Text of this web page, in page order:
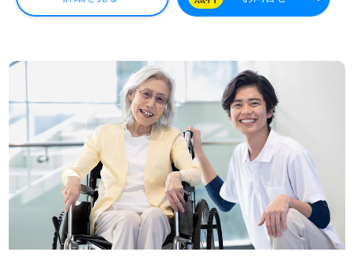
ませんか！◎
面、平等な給与/人事評価制度整備、職員様同士のチームワ
ークも嬉しいポイント！『ご利用者様お一人おひとりに寄
り添いたい』『働きながらキャリアアップを実現したい』
『ご利用者様のお役に立てるキャリアを描きたい』『転職
で施設形態や環境を変えて働きたい』等の方も大歓迎で
す。募集詳細等、担当コンサルタントよりご案内します。
お問い合わせも遠慮なくお願いします。
医療/福祉業界の正社員/パート求人探しは【ウィルオブ介
護】＊求人情報収集、将来的に検討の方も遠慮なく＊
LINE、メール、お電話などご希望に応じてお問い合わせ/ご
相談可能です。転職相談、求人紹介、年収交渉など完全無